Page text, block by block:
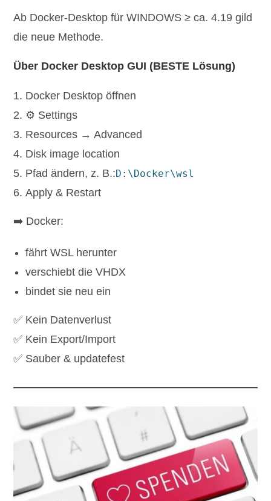
Ab Docker-Desktop für WINDOWS ≥ ca. 4.19 gild
die neue Methode.
Über Docker Desktop GUI (BESTE Lösung)
Docker Desktop öffnen
⚙ Settings
Resources → Advanced
Disk image location
Pfad ändern, z. B.:D:\Docker\wsl
Apply & Restart
➡️ Docker:
fährt WSL herunter
verschiebt die VHDX
bindet sie neu ein
✅ Kein Datenverlust
✅ Kein Export/Import
✅ Sauber & updatefest